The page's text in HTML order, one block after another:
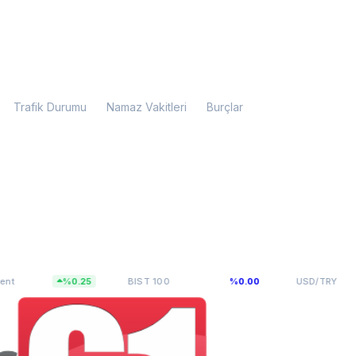
Trafik Durumu Namaz Vakitleri Burçlar
BIST 10013.703,10 USD/TRY47,5927